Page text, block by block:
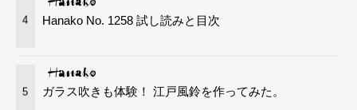
4 Hanako No. 1258 試し読みと目次
5 ガラス吹きも体験！ 江戸風鈴を作ってみた。